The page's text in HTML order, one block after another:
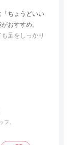
ちょうどいい
おすすめ。
足をしっかり
きるのが嬉し
トの場所を気
した。
フ。